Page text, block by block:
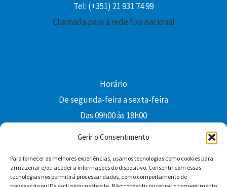
Gerir o Consentimento
Para fornecer as melhores experiências, usamos tecnologias como cookies para
armazenar e/ou aceder a informações do dispositivo. Consentir com essas
tecnologias nos permitirá processar dados, como comportamento de
Tel: (+351) 21 931 74 99
Chamada para a rede fixa nacional
Horário
De segunda-feira a sexta-feira
Das 09h00 às 18h00
Facebook YouTube Instagram
Whatsapp
Condições Gerais de Venda